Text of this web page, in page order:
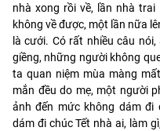
nhà xong rồi về, lần nhà
không về được, một lần nữa
là cưới. Có rất nhiều câu
giềng, những người không
ta quan niệm mùa màng
mắn đều do mẹ, một người
ảnh đến mức không dám đi
dám đi chúc Tết nhà ai, làm